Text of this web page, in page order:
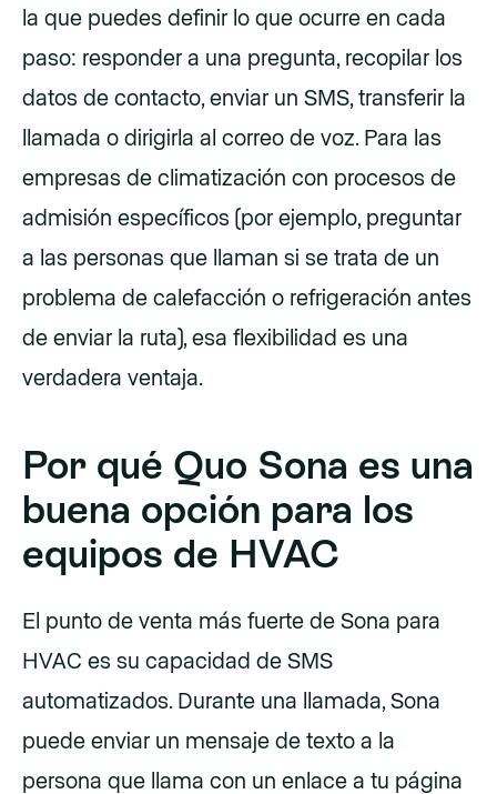
la que puedes definir lo que ocurre en cada
paso: responder a una pregunta, recopilar los
datos de contacto, enviar un SMS, transferir la
llamada o dirigirla al correo de voz. Para las
empresas de climatización con procesos de
admisión específicos (por ejemplo, preguntar
a las personas que llaman si se trata de un
problema de calefacción o refrigeración antes
de enviar la ruta), esa flexibilidad es una
verdadera ventaja.
Por qué Quo Sona es una
buena opción para los
equipos de HVAC
El punto de venta más fuerte de Sona para
HVAC es su capacidad de SMS
automatizados. Durante una llamada, Sona
puede enviar un mensaje de texto a la
persona que llama con un enlace a tu página